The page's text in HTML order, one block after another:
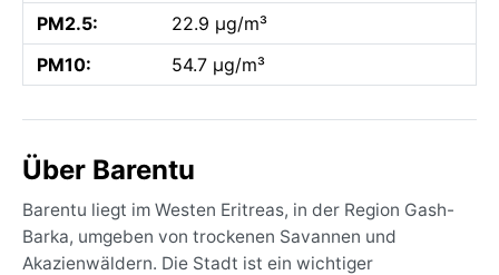
PM2.5:
22.9 µg/m³
PM10:
54.7 µg/m³
Über Barentu
Barentu liegt im Westen Eritreas, in der Region Gash-
Barka, umgeben von trockenen Savannen und
Akazienwäldern. Die Stadt ist ein wichtiger